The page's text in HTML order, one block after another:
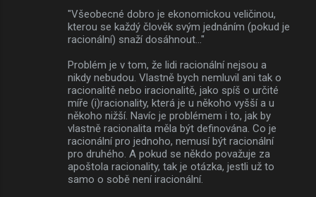
"Všeobecné dobro je ekonomickou veličinou,
kterou se každý člověk svým jednáním (pokud je
racionální) snaží dosáhnout..."
Problém je v tom, že lidi racionální nejsou a
nikdy nebudou. Vlastně bych nemluvil ani tak o
racionalitě nebo iracionalitě, jako spíš o určité
míře (i)racionality, která je u někoho vyšší a u
někoho nižší. Navíc je problémem i to, jak by
vlastně racionalita měla být definována. Co je
racionální pro jednoho, nemusí být racionální
pro druhého. A pokud se někdo považuje za
apoštola racionality, tak je otázka, jestli už to
samo o sobě není iracionální.